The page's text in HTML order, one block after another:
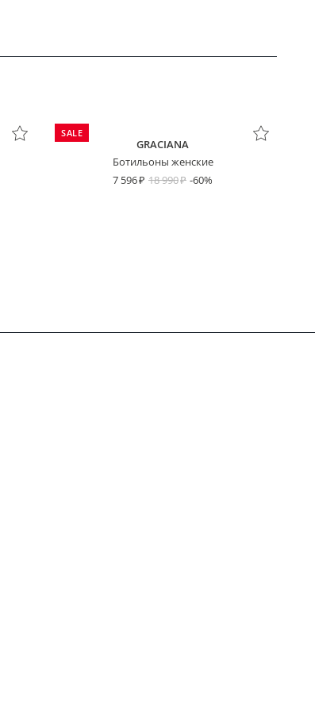
SALE
GRACIANA
Ботильоны женские
7 596
18 990 -60%